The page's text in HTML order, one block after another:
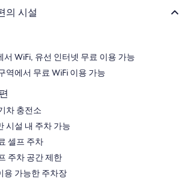
의 시설
서 WiFi, 유선 인터넷 무료 이용 가능
역에서 무료 WiFi 이용 가능
차 충전소
시설 내 주차 가능
셀프 주차
주차 공간 제한
용 가능한 주차장